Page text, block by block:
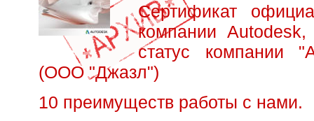
Сертификат
компании
статус компании
(ООО "Джазл")
10 преимуществ работы с нами.